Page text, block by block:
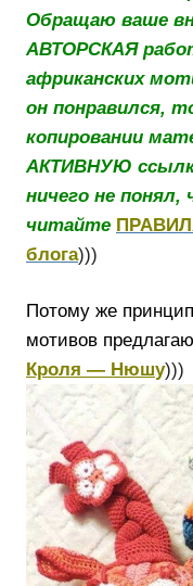
Обращаю ваше
АВТОРСКАЯ
африканских
он понравился,
копировании
АКТИВНУЮ
ничего не понял,
читайте
блога)))
Потому же
мотивов
Кроля — Нюшу)))